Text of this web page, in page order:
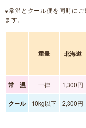
※常温とクール便を同時に
ます。
重量 北海道
常 温 一律 1,300円
クール 10kg以下 2,300円